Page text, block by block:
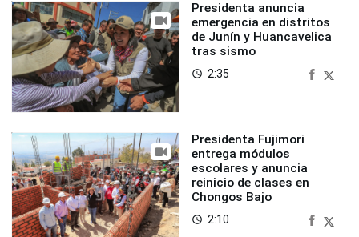
Presidenta anuncia
emergencia en distritos
de Junín y Huancavelica
tras sismo
access_time 2:35
Presidenta Fujimori
entrega módulos
escolares y anuncia
reinicio de clases en
Chongos Bajo
access_time 2:10